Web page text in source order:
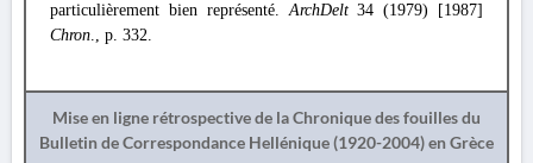
particulièrement bien représenté.ArchDelt34 (1979) [1987]
Chron., p. 332.
Mise en ligne rétrospective de la Chronique des fouilles du
Bulletin de Correspondance Hellénique (1920-2004) en Grèce